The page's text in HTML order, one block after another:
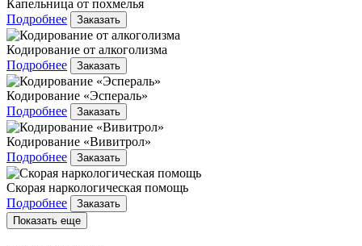
Капельница от похмелья
Подробнее
Заказать
Кодирование от алкоголизма
Подробнее
Заказать
Кодирование «Эспераль»
Подробнее
Заказать
Кодирование «Вивитрол»
Подробнее
Заказать
Скорая наркологическая помощь
Подробнее
Заказать
Показать еще